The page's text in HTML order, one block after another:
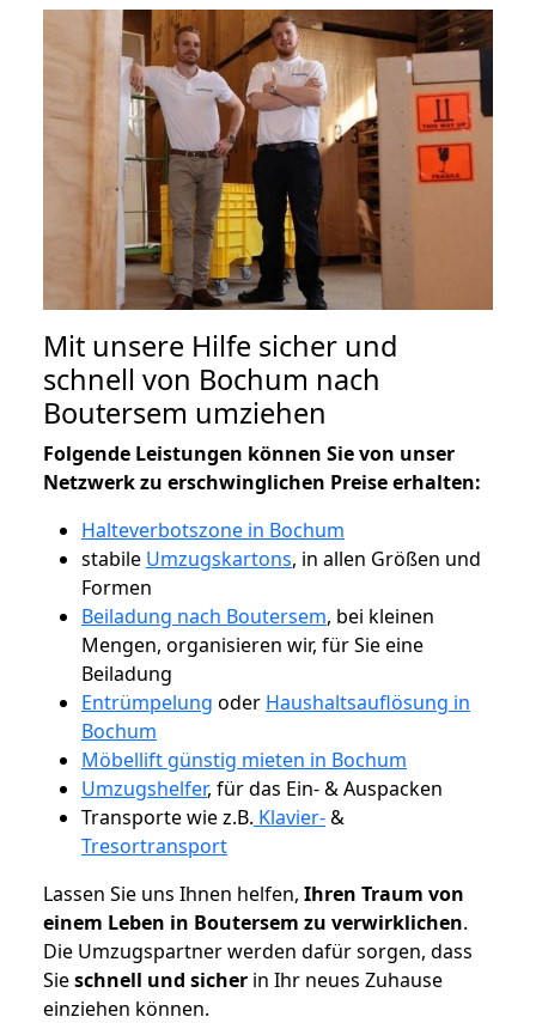
Mit unsere Hilfe sicher und
schnell von Bochum nach
Boutersem umziehen
Folgende Leistungen können Sie von unser
Netzwerk zu erschwinglichen Preise erhalten:
Halteverbotszone in Bochum
stabile Umzugskartons, in allen Größen und
Formen
Beiladung nach Boutersem, bei kleinen
Mengen, organisieren wir, für Sie eine
Beiladung
Entrümpelung oder Haushaltsauflösung in
Bochum
Möbellift günstig mieten in Bochum
Umzugshelfer, für das Ein- & Auspacken
Transporte wie z.B. Klavier-&
Tresortransport
Lassen Sie uns Ihnen helfen, Ihren Traum von
einem Leben in Boutersem zu verwirklichen.
Die Umzugspartner werden dafür sorgen, dass
Sieschnell und sicher in Ihr neues Zuhause
einziehen können.